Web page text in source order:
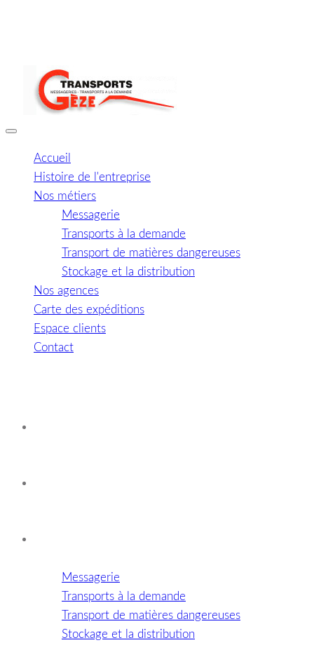
Accueil
Histoire de l'entreprise
Nos métiers
Messagerie
Transports à la demande
Transport de matières dangereuses
Stockage et la distribution
Nos agences
Carte des expéditions
Espace clients
Contact
Messagerie
Transports à la demande
Transport de matières dangereuses
Stockage et la distribution